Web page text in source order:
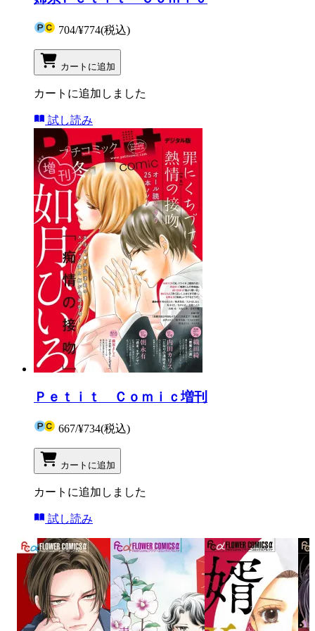
704/¥774(税込)
カートに追加
カートに追加しました
試し読み
Ｐｅｔｉｔ Ｃｏｍｉｃ増刊
667/¥734(税込)
カートに追加
カートに追加しました
試し読み